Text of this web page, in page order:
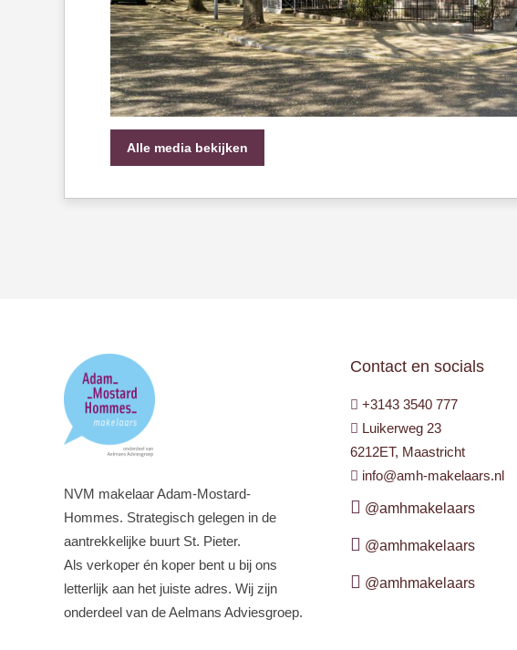
Alle media bekijken
NVM makelaar Adam-Mostard-
Hommes. Strategisch gelegen in de
aantrekkelijke buurt St. Pieter.
Als verkoper én koper bent u bij ons
letterlijk aan het juiste adres. Wij zijn
onderdeel van de Aelmans Adviesgroep.
Contact en socials
+3143 3540 777
Luikerweg 23
6212ET, Maastricht
info@amh-makelaars.nl
@amhmakelaars
@amhmakelaars
@amhmakelaars